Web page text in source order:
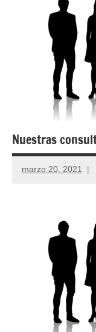
Nuestras
marzo 20, 2021